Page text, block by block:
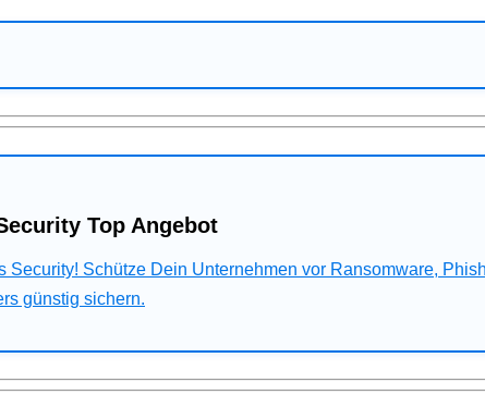
Top Angebot
Schütze Dein Unternehmen vor Ransomware,
günstig sichern.